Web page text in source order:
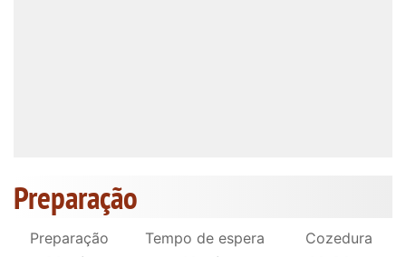
Preparação
Preparação
Tempo de espera
Cozedura